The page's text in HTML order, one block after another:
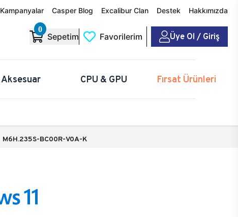
Kampanyalar Casper Blog Excalibur Clan Destek Hakkımızda
0
Sepetim Favorilerim Üye Ol / Giriş
Aksesuar CPU & GPU Fırsat Ürünleri
M6H.235S-BC00R-V0A-K